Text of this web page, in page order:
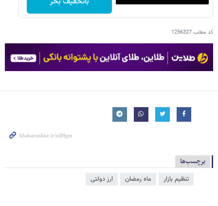
کد مطلب1256327
برچسب‌ها
تنظیم بازار ماه رمضان ارز دولتی